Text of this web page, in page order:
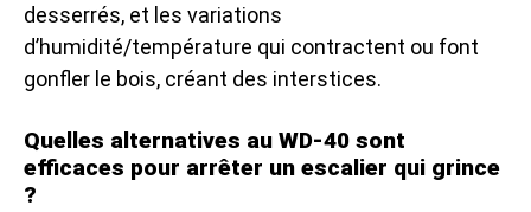
desserrés, et les variations
d’humidité/température qui contractent ou font
gonfler le bois, créant des interstices.
Quelles alternatives au WD-40 sont
efficaces pour arrêter un escalier qui grince
?